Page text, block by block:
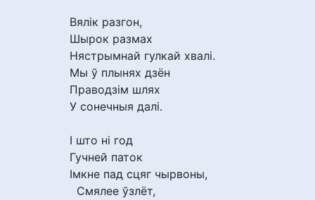
Вялік разгон,
Шырок размах
Нястрымнай гулкай хвалі.
Мы ў плынях дзён
Праводзім шлях
У сонечныя далі.
І што ні год
Гучней паток
Імкне пад сцяг чырвоны,
Смялее ўзлёт,